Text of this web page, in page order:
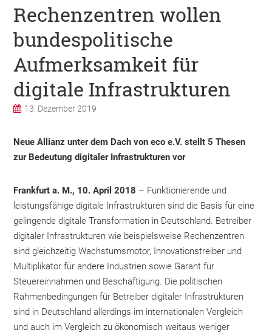
Rechenzentren wollen
bundespolitische
Aufmerksamkeit für
digitale Infrastrukturen
13. Dezember 2019
Neue Allianz unter dem Dach von eco e.V. stellt 5 Thesen
zur Bedeutung digitaler Infrastrukturen vor
Frankfurt a. M., 10. April 2018 – Funktionierende und
leistungsfähige digitale Infrastrukturen sind die Basis für eine
gelingende digitale Transformation in Deutschland. Betreiber
digitaler Infrastrukturen wie beispielsweise Rechenzentren
sind gleichzeitig Wachstumsmotor, Innovationstreiber und
Multiplikator für andere Industrien sowie Garant für
Steuereinnahmen und Beschäftigung. Die politischen
Rahmenbedingungen für Betreiber digitaler Infrastrukturen
sind in Deutschland allerdings im internationalen Vergleich
und auch im Vergleich zu ökonomisch weitaus weniger